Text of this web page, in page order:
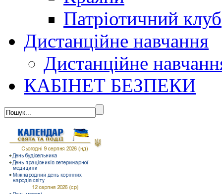
Патріотичний клуб
Дистанційне навчання
Дистанційне
КАБІНЕТ БЕЗПЕКИ